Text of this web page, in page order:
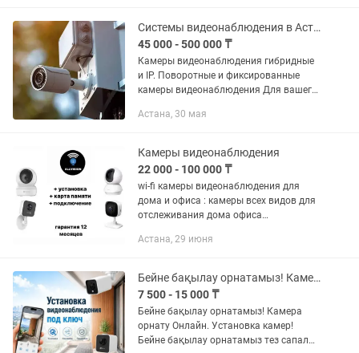
камер с...
Системы видеонаблюдения в Астане
45 000 - 500 000 ₸
Камеры видеонаблюдения гибридные
и IP. Поворотные и фиксированные
камеры видеонаблюдения Для вашего
производственного предприятия и гос
Астана, 30 мая
Камеры видеонаблюдения
22 000 - 100 000 ₸
wi-fi камеры видеонаблюдения для
дома и офиса : камеры всех видов для
отслеживания дома офиса
ip видеокамеру и следите из любой
Астана, 29 июня
Бейне бақылау орнатамыз! Камера орнату! Видеонаблюдения! Установка камер!
7 500 - 15 000 ₸
Бейне бақылау орнатамыз! Камера
орнату Онлайн. Установка камер!
Бейне бақылау орнатамыз тез сапалы